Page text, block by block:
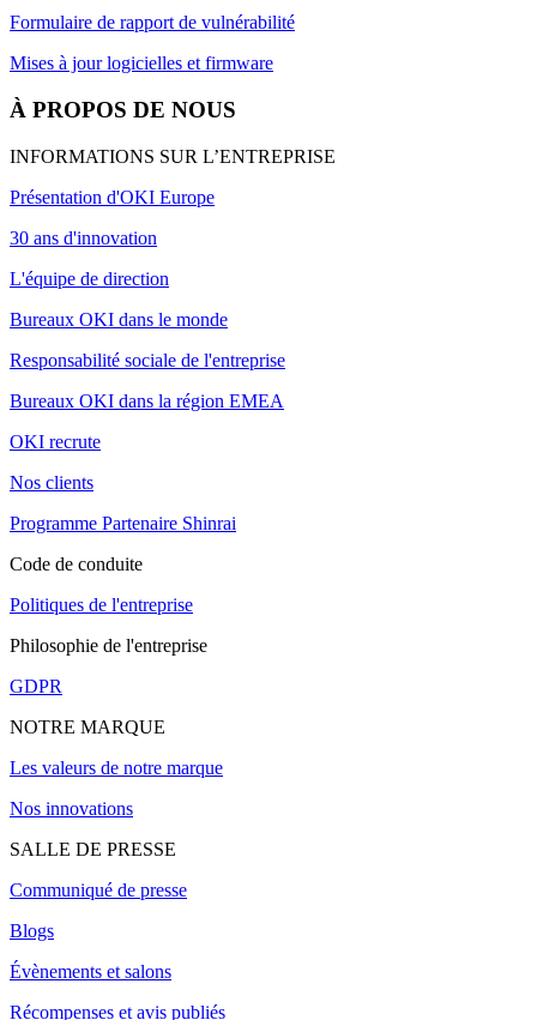
Formulaire de rapport de vulnérabilité
Mises à jour logicielles et firmware
À PROPOS DE NOUS
INFORMATIONS SUR L’ENTREPRISE
Présentation d'OKI Europe
30 ans d'innovation
L'équipe de direction
Bureaux OKI dans le monde
Responsabilité sociale de l'entreprise
Bureaux OKI dans la région EMEA
OKI recrute
Nos clients
Programme Partenaire Shinrai
Code de conduite
Politiques de l'entreprise
Philosophie de l'entreprise
GDPR
NOTRE MARQUE
Les valeurs de notre marque
Nos innovations
SALLE DE PRESSE
Communiqué de presse
Blogs
Évènements et salons
Récompenses et avis publiés